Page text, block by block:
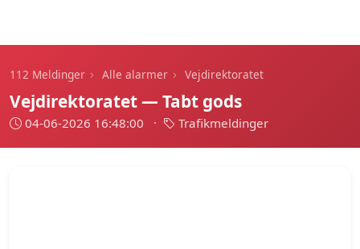
112 Meldinger › Alle alarmer › Vejdirektoratet
Vejdirektoratet — Tabt gods
04-06-2026 16:48:00 · Trafikmeldinger